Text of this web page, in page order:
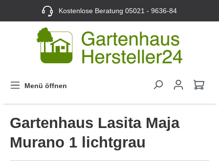
Kostenlose Beratung05021 - 9636-84
Menü öffnen
Gartenhaus Lasita Maja
Murano 1 lichtgrau